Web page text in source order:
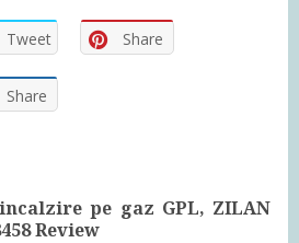
Tweet Share
Share
pe gaz GPL, ZILAN
Review